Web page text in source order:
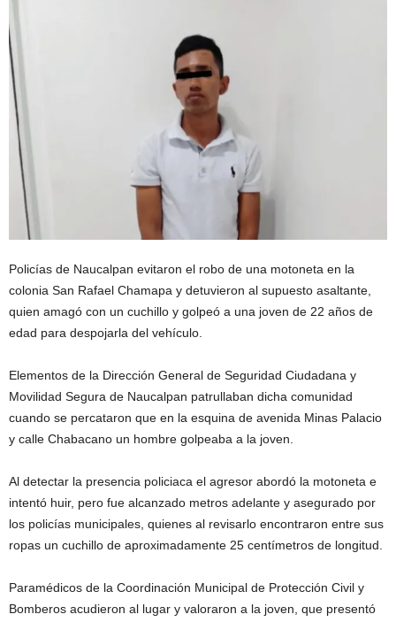
Policías de Naucalpan evitaron el robo de una motoneta en la
colonia San Rafael Chamapa y detuvieron al supuesto asaltante,
quien amagó con un cuchillo y golpeó a una joven de 22 años de
edad para despojarla del vehículo.
Elementos de la Dirección General de Seguridad Ciudadana y
Movilidad Segura de Naucalpan patrullaban dicha comunidad
cuando se percataron que en la esquina de avenida Minas Palacio
y calle Chabacano un hombre golpeaba a la joven.
Al detectar la presencia policiaca el agresor abordó la motoneta e
intentó huir, pero fue alcanzado metros adelante y asegurado por
los policías municipales, quienes al revisarlo encontraron entre sus
ropas un cuchillo de aproximadamente 25 centímetros de longitud.
Paramédicos de la Coordinación Municipal de Protección Civil y
Bomberos acudieron al lugar y valoraron a la joven, que presentó